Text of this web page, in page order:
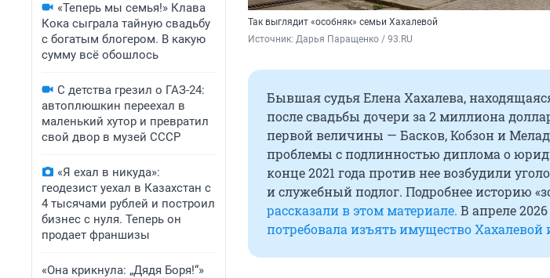
«Теперь мы семья!» Клава
Кока сыграла тайную свадьбу
с богатым блогером. В какую
сумму всё обошлось
С детства грезил о ГАЗ-24:
автоплюшкин переехал в
маленький хутор и превратил
свой двор в музей СССР
«Я ехал в никуда»:
геодезист уехал в Казахстан с
4 тысячами рублей и построил
бизнес с нуля. Теперь он
продает франшизы
«Она крикнула: „Дядя Боря!“»
Так выглядит «особняк» семьи Хахалевой
Источник: Дарья Паращенко / 93.RU
Бывшая судья Елена Хахалева,
после свадьбы дочери за 2 миллиона
первой величины — Басков, Кобзон и
проблемы с подлинностью диплома о
конце 2021 года против нее возбудили
и служебный подлог. Подробнее историю
рассказали в этом материале. В апреле
потребовала изъять имущество Хахалевой